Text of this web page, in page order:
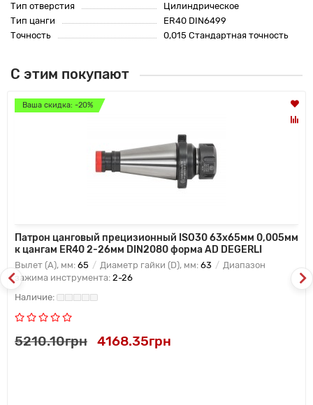
Тип отверстия
Цилиндрическое
Тип цанги
ER40 DIN6499
Точность
0,015 Стандартная точность
С этим покупают
Ваша скидка: -20%
Патрон цанговый прецизионный ISO30 63x65мм 0,005мм
к цангам ER40 2-26мм DIN2080 форма AD DEGERLI
Вылет (A), мм: 65 Диаметр гайки (D), мм: 63
Диапазон
зажима инструмента: 2-26
5210.10грн 4168.35грн